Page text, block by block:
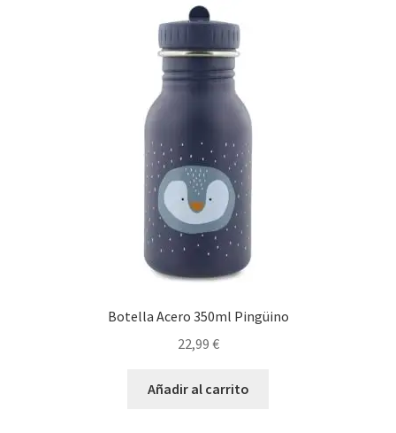
Botella Acero 350ml Pingüino
22,99 €
Añadir al carrito